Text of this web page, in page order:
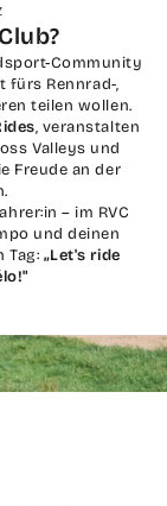
Community
fürs Rennrad-,
teilen wollen.
, veranstalten
Valleys und
Freude an der
– im RVC
und deinen
Tag: „Let's ride